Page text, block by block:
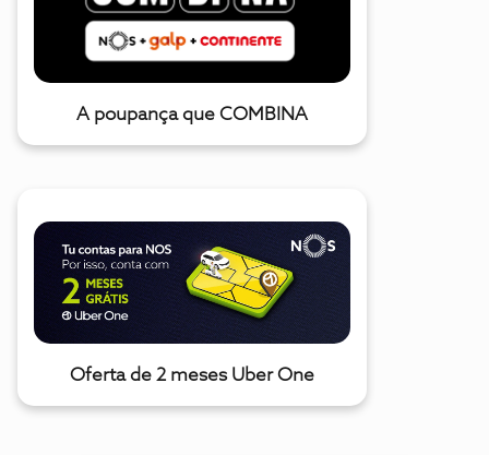
A poupança que COMBINA
Oferta de 2 meses Uber One